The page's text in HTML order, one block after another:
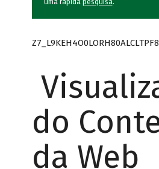
uma rápida pesquisa.
do
da Web